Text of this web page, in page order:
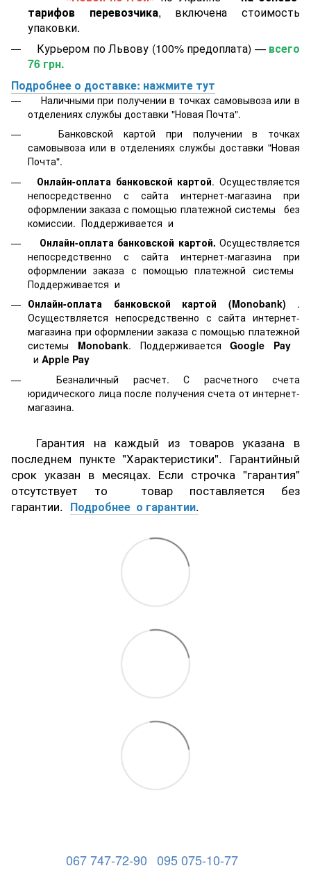
тарифов перевозчика, включена стоимость
упаковки.
Курьером по Львову (100% предоплата) — всего
76 грн.
Подробнее о доставке: нажмите тут
Наличными при получении в точках самовывоза или в
отделениях службы доставки "Новая Почта".
Банковской картой при получении в точках
самовывоза или в отделениях службы доставки "Новая
Почта".
Онлайн-оплата банковской картой. Осуществляется
непосредственно с сайта интернет-магазина при
оформлении заказа с помощью платежной системы
без
комиссии. Поддерживается и
Онлайн-оплата банковской картой. Осуществляется
непосредственно с сайта интернет-магазина при
оформлении заказа с помощью платежной системы
Поддерживается и
Онлайн-оплата банковской картой
(Monobank) .
Осуществляется непосредственно с сайта интернет-
магазина при оформлении заказа с помощью платежной
системы Monobank. ПоддерживаетсяGoogle Pay
и Apple Pay
Безналичный расчет. С расчетного счета
юридического лица после получения счета от интернет-
магазина.
Гарантия на каждый из товаров указана в
последнем пункте "Характеристики". Гарантийный
срок указан в месяцах. Если строчка "гарантия"
отсутствует то товар поставляется без
гарантии. Подробнее о гарантии.
067 747-72-90 095 075-10-77